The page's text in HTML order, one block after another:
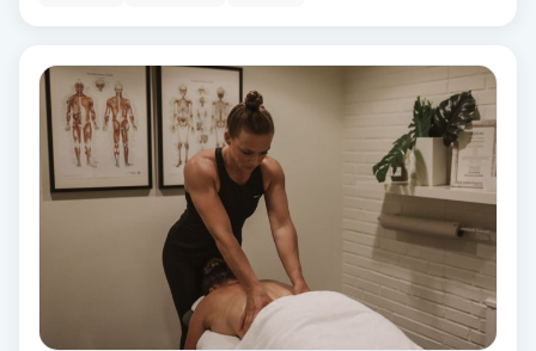
Nagelklippning
Nagelsvamp
Nageltrång
Naglar borttagning